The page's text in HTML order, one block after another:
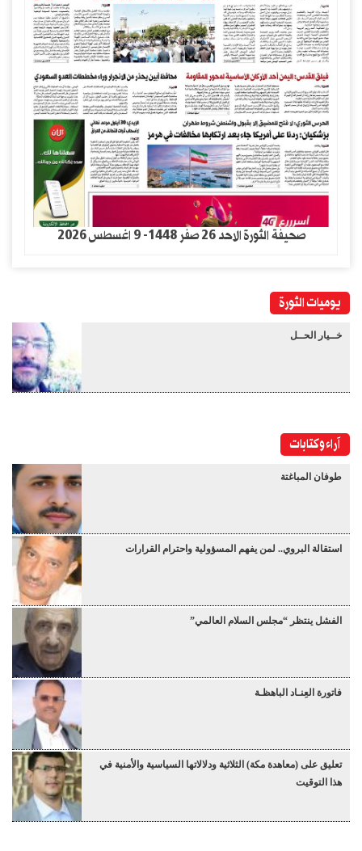
صحيفة الثورة الاحد 26 صفر 1448- 9 اغسطس 2026
يوميات الثورة
خــيار الحــل
آراء وكتابات
طوفان المباغتة
استقالة البروي.. لمن يفهم المسؤولية واحترام القرارات
الفشل ينتظر “مجلس السلام العالمي”
فاتورة العِنـاد الباهظـة
تعليق على (معاهدة مكة) الثلاثية ودلالاتها السياسية والأمنية في
هذا التوقيت